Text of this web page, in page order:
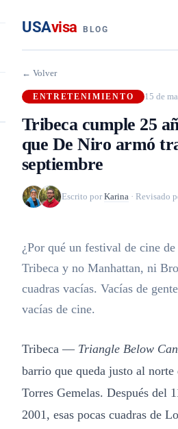
USAvisa BLOG
← Volver
ENTRETENIMIENTO 15 de
Tribeca cumple 25
que De Niro armó
septiembre
Escrito por Karina · Revisado
¿Por qué un festival de cine
Tribeca y no Manhattan, ni
cuadras vacías. Vacías de
vacías de cine.
Tribeca — Triangle Below
barrio que queda justo al norte
Torres Gemelas. Después del
2001, esas pocas cuadras de